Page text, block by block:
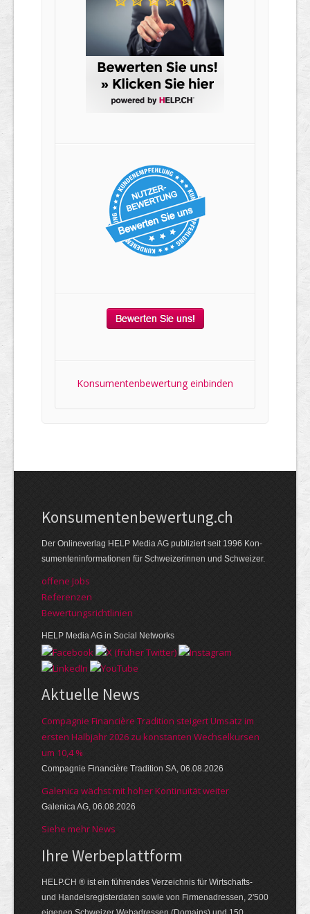
Konsumentenbewertung einbinden
Kon­su­menten­be­wer­tung.ch
Der Online­verlag HELP Media AG publi­ziert seit 1996 Kon­
su­menten­infor­mationen für Schwei­zerinnen und Schweizer.
offene Jobs
Referenzen
Bewer­tungs­richt­linien
HELP Media AG in Social Networks
Aktuelle News
Compagnie Financière Tradition steigert Umsatz im
ersten Halbjahr 2026 zu konstanten Wechselkursen
um 10,4 %
Compagnie Financière Tradition SA, 06.08.2026
Galenica wächst mit hoher Kontinuität weiter
Galenica AG, 06.08.2026
Siehe mehr News
Ihre Werbe­platt­form
HELP.CH ® ist ein führendes Ver­zeich­nis für Wirt­schafts-
und Handels­register­daten so­wie von Firmen­adressen, 2'500